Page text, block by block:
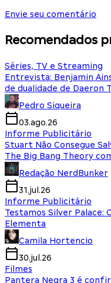
Envie seu comentário
Recomendados
Séries, TV e Streaming
Entrevista: Benjamin
de dualidade de Daeron
Pedro Siqueira
03.ago.26
Informe Publicitário
Stuart Não Consegue
The Big Bang Theory
Redação NerdBunker
31.jul.26
Informe Publicitário
Testamos Silver Palace:
Elementa
Camila Hortencio
30.jul.26
Filmes
Pantera Negra 3 é